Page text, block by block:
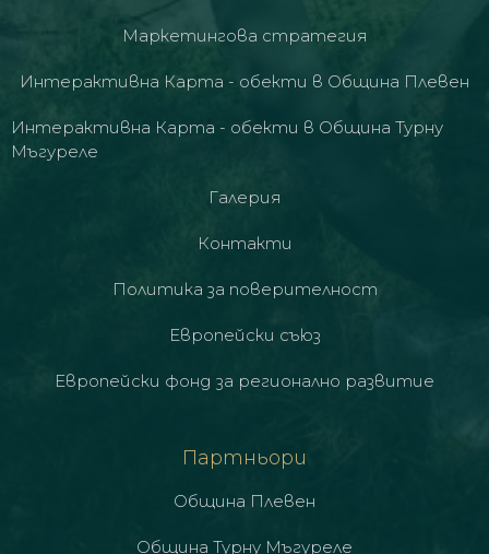
Маркетингова стратегия
Интерактивна Карта - обекти в Община Плевен
Интерактивна Карта - обекти в Община Турну
Мъгуреле
Галерия
Контакти
Политика за поверителност
Европейски съюз
Европейски фонд за регионално развитие
Партньори
Община Плевен
Община Турну Мъгуреле